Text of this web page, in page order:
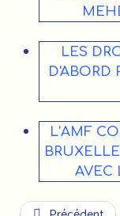
LES
D'ABORD
L’AMF
AVEC